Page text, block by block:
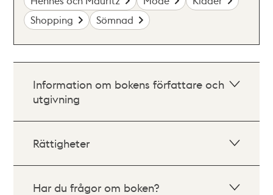
Shopping
Sömnad
Information om bokens författare och
utgivning
Rättigheter
Har du frågor om boken?